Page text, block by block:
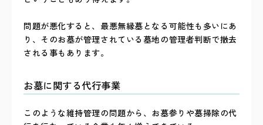
問題が悪化すると、最悪無縁墓となる可能性も多いにあ
り、そのお墓が管理されている墓地の管理者判断で撤去
される事もあります。
お墓に関する代行事業
このような維持管理の問題から、お墓参りや墓掃除の代